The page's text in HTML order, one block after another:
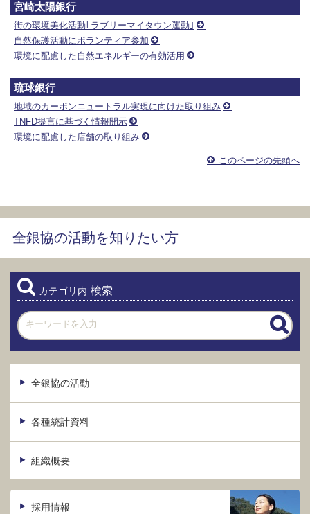
宮崎太陽銀行
街の環境美化活動｢ラブリーマイタウン運動｣
自然保護活動にボランティア参加
環境に配慮した自然エネルギーの有効活用
琉球銀行
地域のカーボンニュートラル実現に向けた取り組み
TNFD提言に基づく情報開示
環境に配慮した店舗の取り組み
このページの先頭へ
全銀協の活動を知りたい方
カテゴリ内 検索
全銀協の活動
各種統計資料
組織概要
採用情報